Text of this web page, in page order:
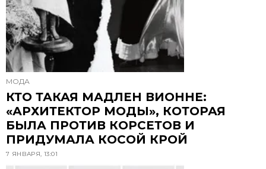
МОДА
КТО ТАКАЯ МАДЛЕН ВИОННЕ:
«АРХИТЕКТОР МОДЫ», КОТОРАЯ
БЫЛА ПРОТИВ КОРСЕТОВ И
ПРИДУМАЛА КОСОЙ КРОЙ
7 ЯНВАРЯ, 13:01